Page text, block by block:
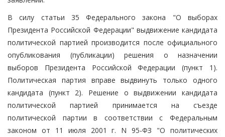
В силу статьи 35 Федерального закона "О выборах
Президента Российской Федерации" выдвижение кандидата
политической партией производится после официального
опубликования (публикации) решения о назначении
выборов Президента Российской Федерации (пункт 1).
Политическая партия вправе выдвинуть только одного
кандидата (пункт 2). Решение о выдвижении кандидата
политической партией принимается на съезде
политической партии в соответствии с Федеральным
законом от 11 июля 2001 г. N 95-ФЗ "О политических